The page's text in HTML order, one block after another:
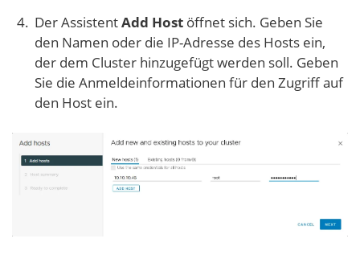
Der AssistentAdd Host öffnet sich. Geben Sie
den Namen oder die IP-Adresse des Hosts ein,
der dem Cluster hinzugefügt werden soll. Geben
Sie die Anmeldeinformationen für den Zugriff auf
den Host ein.